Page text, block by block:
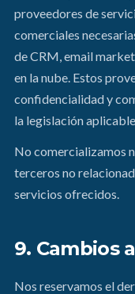
proveedores de
comerciales
de CRM, email
en la nube. Estos
confidencialidad y
la legislación
No comercializamos
terceros no
servicios ofrecidos.
9. Cambios
Nos reservamos el